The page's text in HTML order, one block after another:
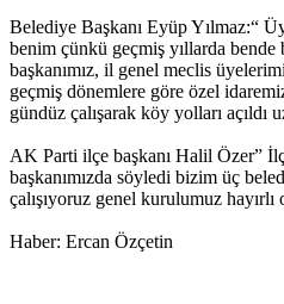
Belediye Başkanı Eyüp Yılmaz:“
benim çünkü geçmiş yıllarda
başkanımız, il genel meclis
geçmiş dönemlere göre özel
gündüz çalışarak köy yolları açıldı
AK Parti ilçe başkanı Halil Özer”
başkanımızda söyledi bizim üç
çalışıyoruz genel kurulumuz hayırlı
Haber: Ercan Özçetin